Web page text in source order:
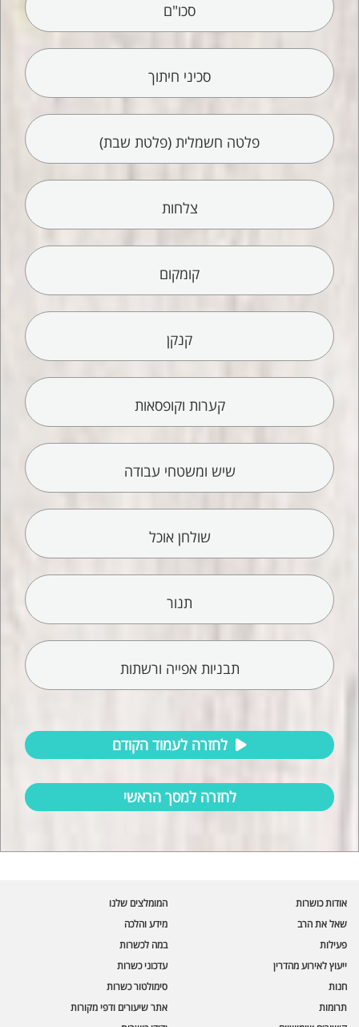
סכו"ם
סכיני חיתוך
פלטה חשמלית (פלטת שבת)
צלחות
קומקום
קנקן
קערות וקופסאות
שיש ומשטחי עבודה
שולחן אוכל
תנור
תבניות אפייה ורשתות
לחזרה לעמוד הקודם
לחזרה למסך הראשי
אודות כושרות
שאל את הרב
פעילות
ייעוץ לאירוע מהדרין
המומלצים שלנו
מידע והלכה
במה לכשרות
עדכוני כשרות
חנות
תרומות
סימולטור כשרות
אתר שיעורים ודפי מקורות
🪲 בדיקת חרקים
מספר כושרות ומאמרי האתר